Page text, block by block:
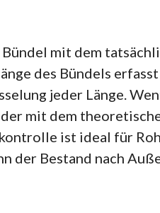
mit dem
des Bündels
jeder Länge.
mit dem
ist ideal für
der Bestand nach